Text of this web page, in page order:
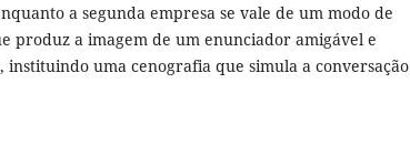
a segunda empresa se vale de um modo de
produz a imagem de um enunciador amigável e
instituindo uma cenografia que simula a conversação